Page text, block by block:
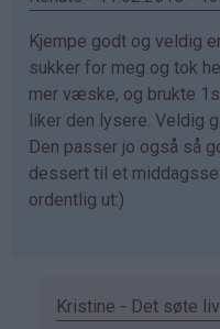
bekreftet)
Kjempe godt og veldig
sukker for meg og tok
mer væske, og brukte
liker den lysere. Veldig
Den passer jo også så
dessert til et
ordentlig ut:)
Kristine - Det søte